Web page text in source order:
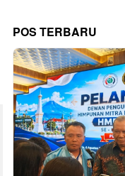
POS TERBARU